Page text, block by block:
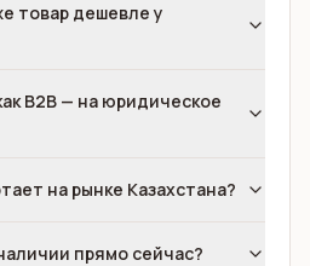
товар дешевле у
B2B — на юридическое
на рынке Казахстана?
прямо сейчас?